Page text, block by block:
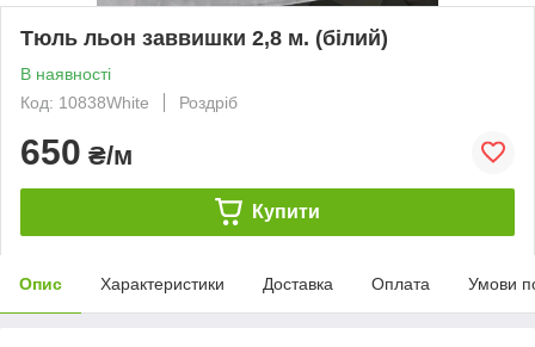
Тюль льон заввишки 2,8 м. (білий)
В наявності
Код: 10838White
Роздріб
650 ₴/м
Купити
Опис Характеристики Доставка Оплата Умови